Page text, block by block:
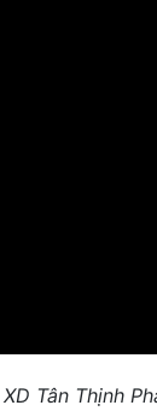
Tân Thịnh